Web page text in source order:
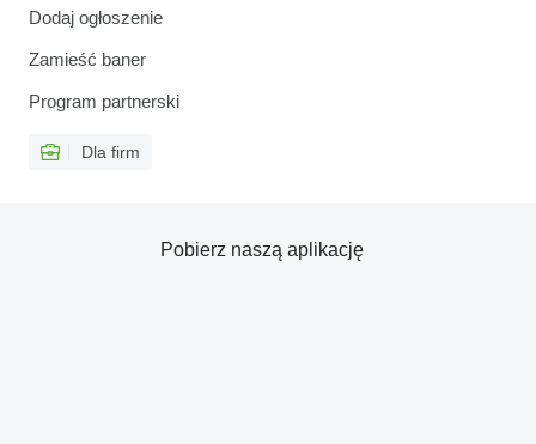
Dodaj ogłoszenie
Zamieść baner
Program partnerski
Dla firm
Pobierz naszą aplikację